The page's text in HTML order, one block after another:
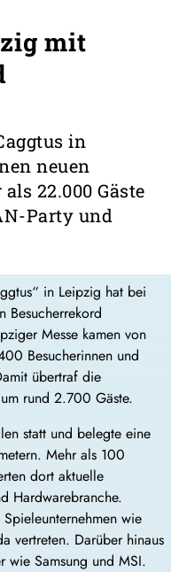
mit
in
neuen
22.000 Gäste
Party und
in Leipzig hat bei
Besucherrekord
Messe kamen von
Besucherinnen und
übertraf die
rund 2.700 Gäste.
statt und belegte eine
Mehr als 100
dort aktuelle
Hardwarebranche.
wie
vertreten. Darüber hinaus
wie Samsung und MSI.